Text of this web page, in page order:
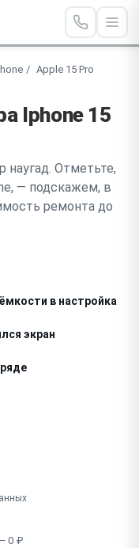
Apple 15 Pro
Iphone 15
наугад. Отметьте,
— подскажем, в
ремонта до
в настройках
экран
0 ₽